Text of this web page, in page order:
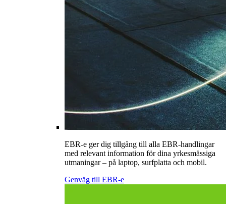
EBR-e ger dig tillgång till alla EBR-handlingar
med relevant information för dina yrkesmässiga
utmaningar – på laptop, surfplatta och mobil.
Genväg till EBR-e